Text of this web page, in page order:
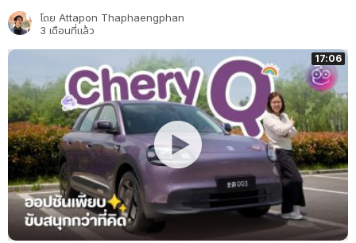
โดย Attapon Thaphaengphan
3 เดือนที่แล้ว
17:06